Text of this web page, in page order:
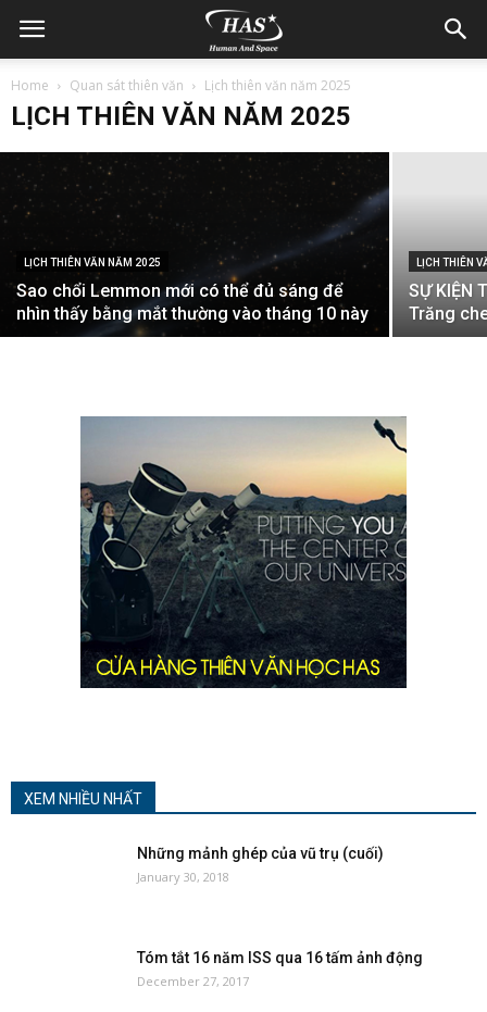
Home Quan sát thiên văn Lịch thiên văn năm 2025
LỊCH THIÊN VĂN NĂM 2025
LỊCH THIÊN VĂN NĂM 2025
Tiêu điểm quan sát bầu trời tháng 11: Từ
sao chổi đến Siêu Trăng lớn nhất năm
CaVoi October 31, 2025
LỊCH THIÊN VĂN NĂM 2025
Sao chổi Lemmon mới có thể đủ sáng để
nhìn thấy bằng mắt thường vào tháng 10 này
LỊCH THIÊN
SỰ KIỆN
Trăng
XEM NHIỀU NHẤT
Những mảnh ghép của vũ trụ (cuối)
January 30, 2018
Tóm tắt 16 năm ISS qua 16 tấm ảnh động
December 27, 2017